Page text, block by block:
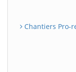
Chantiers Pro-